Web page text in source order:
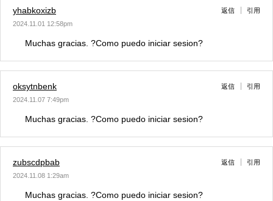
yhabkoxizb
2024.11.01 12:58pm
返信 引用
Muchas gracias. ?Como puedo iniciar sesion?
oksytnbenk
2024.11.07 7:49pm
返信 引用
Muchas gracias. ?Como puedo iniciar sesion?
zubscdpbab
2024.11.08 1:29am
返信 引用
Muchas gracias. ?Como puedo iniciar sesion?